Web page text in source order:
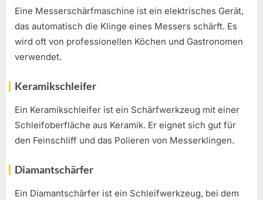
Eine Messerschärfmaschine ist ein elektrisches Gerät,
das automatisch die Klinge eines Messers schärft. Es
wird oft von professionellen Köchen und Gastronomen
verwendet.
Keramikschleifer
Ein Keramikschleifer ist ein Schärfwerkzeug mit einer
Schleifoberfläche aus Keramik. Er eignet sich gut für
den Feinschliff und das Polieren von Messerklingen.
Diamantschärfer
Ein Diamantschärfer ist ein Schleifwerkzeug, bei dem